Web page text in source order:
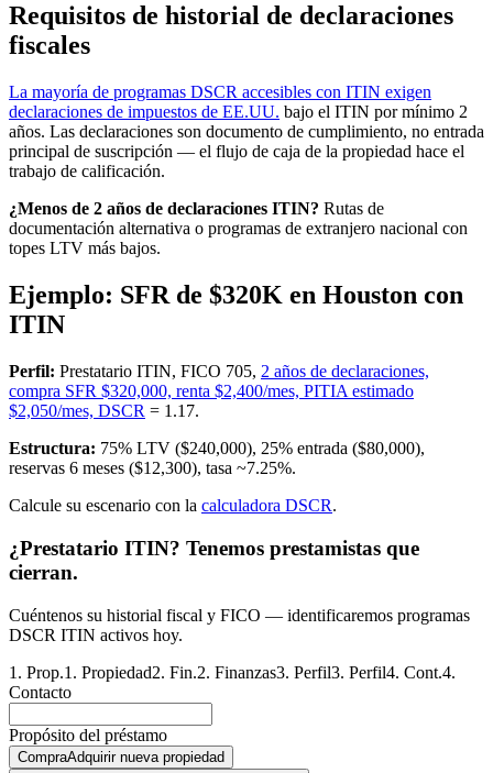
Requisitos de historial de declaraciones
fiscales
La mayoría de programas DSCR accesibles con ITIN exigen
declaraciones de impuestos de EE.UU. bajo el ITIN por mínimo 2
años. Las declaraciones son documento de cumplimiento, no entrada
principal de suscripción — el flujo de caja de la propiedad hace el
trabajo de calificación.
¿Menos de 2 años de declaraciones ITIN? Rutas de
documentación alternativa o programas de extranjero nacional con
topes LTV más bajos.
Ejemplo: SFR de $320K en Houston con
ITIN
Perfil: Prestatario ITIN, FICO 705, 2 años de declaraciones,
compra SFR $320,000, renta $2,400/mes, PITIA estimado
$2,050/mes, DSCR = 1.17.
Estructura: 75% LTV ($240,000), 25% entrada ($80,000),
reservas 6 meses ($12,300), tasa ~7.25%.
Calcule su escenario con la calculadora DSCR.
¿Prestatario ITIN? Tenemos prestamistas que
cierran.
Cuéntenos su historial fiscal y FICO — identificaremos programas
DSCR ITIN activos hoy.
1 . Prop.1 . Propiedad2. Fin.2. Finanzas3. Perfil3. Perfil4. Cont.4.
Contacto
Propósito del préstamo
CompraAdquirir nueva propiedad